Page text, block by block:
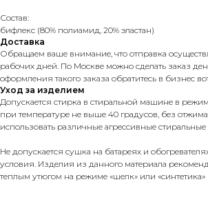
Состав:
бифлекс (80% полиамид, 20% эластан)
Доставка
Обращаем ваше внимание, что отправка
рабочих дней. По Москве можно сделать заказ
оформления такого заказа обратитесь в бизнес
Уход за изделием
Допускается стирка в стиральной машине в
при температуре не выше 40 градусов, без
использовать различные агрессивные
Не допускается сушка на батареях и
условия. Изделия из данного материала
теплым утюгом на режиме «шелк» или «синтетика»